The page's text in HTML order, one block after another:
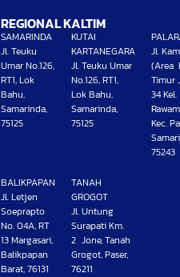
REGIONAL KALTIM
SAMARINDA
Jl. Teuku
Umar No.126,
RT1, Lok
Bahu,
Samarinda,
75125
KUTAI
KARTANEGARA
Jl. Teuku Umar
No.126, RT1,
Lok Bahu,
Samarinda,
75125
Jl.
(Area
Timur
34 Kel.
Kec.
75243
BALIKPAPAN
Jl. Letjen
Soeprapto
No. 04A, RT
13 Margasari,
Balikpapan
Barat, 76131
TANAH
GROGOT
Jl. Untung
Surapati Km.
2 Jone, Tanah
Grogot, Paser,
76211